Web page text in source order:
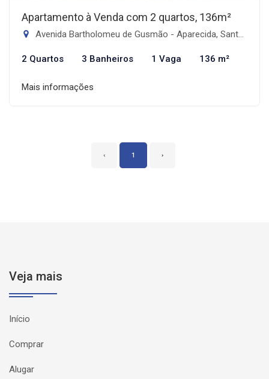
Apartamento à Venda com 2 quartos, 136m²
Avenida Bartholomeu de Gusmão - Aparecida, Santos-SP
2 Quartos 3 Banheiros 1 Vaga 136 m²
Mais informações
‹ 1 ›
Veja mais
Início
Comprar
Alugar